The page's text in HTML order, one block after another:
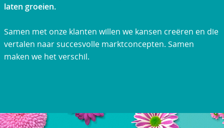
laten groeien.
Samen met onze klanten willen we kansen creëren en die
vertalen naar succesvolle marktconcepten. Samen
maken we het verschil.